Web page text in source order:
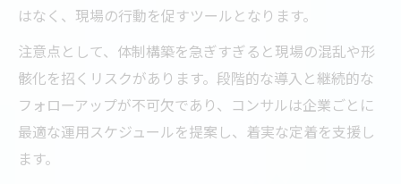
はなく、現場の行動を促すツールとなります。
注意点として、体制構築を急ぎすぎると現場の混乱や形
骸化を招くリスクがあります。段階的な導入と継続的な
フォローアップが不可欠であり、コンサルは企業ごとに
最適な運用スケジュールを提案し、着実な定着を支援し
ます。